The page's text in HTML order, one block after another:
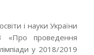
і науки України
проведення
у 2018/2019